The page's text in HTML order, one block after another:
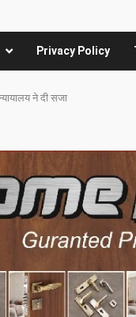
Privacy Policy
ने दी सजा